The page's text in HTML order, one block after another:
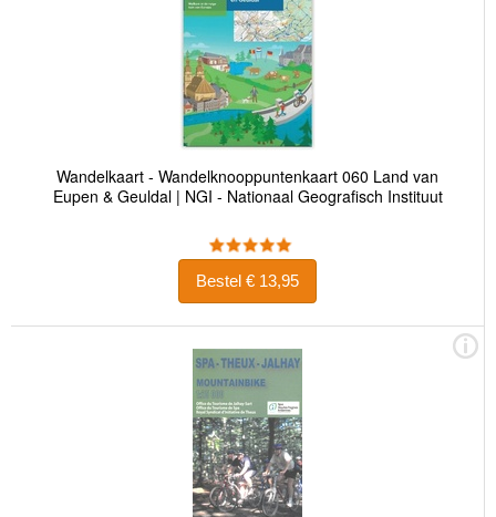
Wandelkaart - Wandelknooppuntenkaart 060 Land van
Eupen & Geuldal | NGI - Nationaal Geografisch Instituut
Bestel € 13,95